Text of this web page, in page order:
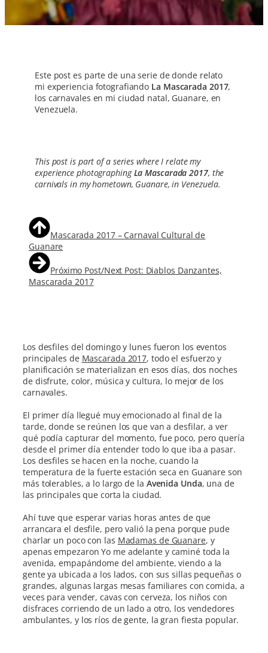
Este post es parte de una serie de donde relato
mi experiencia fotografiando La Mascarada 2017,
los carnavales en mi ciudad natal, Guanare, en
Venezuela.
This post is part of a series where I relate my
experience photographingLa Mascarada 2017, the
carnivals in my hometown, Guanare, in Venezuela.
Mascarada 2017 – Carnaval Cultural de
Guanare
Próximo Post/Next Post: Diablos Danzantes,
Mascarada 2017
Los desfiles del domingo y lunes fueron los eventos
principales de Mascarada 2017, todo el esfuerzo y
planificación se materializan en esos días, dos noches
de disfrute, color, música y cultura, lo mejor de los
carnavales.
El primer día llegué muy emocionado al final de la
tarde, donde se reúnen los que van a desfilar, a ver
qué podía capturar del momento, fue poco, pero quería
desde el primer día entender todo lo que iba a pasar.
Los desfiles se hacen en la noche, cuando la
temperatura de la fuerte estación seca en Guanare son
más tolerables, a lo largo de la Avenida Unda, una de
las principales que corta la ciudad.
Ahí tuve que esperar varias horas antes de que
arrancara el desfile, pero valió la pena porque pude
charlar un poco con las Madamas de Guanare, y
apenas empezaron Yo me adelante y caminé toda la
avenida, empapándome del ambiente, viendo a la
gente ya ubicada a los lados, con sus sillas pequeñas o
grandes, algunas largas mesas familiares con comida, a
veces para vender, cavas con cerveza, los niños con
disfraces corriendo de un lado a otro, los vendedores
ambulantes, y los ríos de gente, la gran fiesta popular.